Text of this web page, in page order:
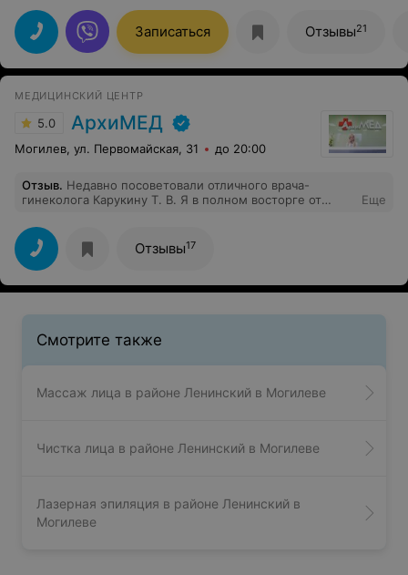
Записаться Отзывы21
МЕДИЦИНСКИЙ ЦЕНТР
5.0 АрхиМЕД
Могилев, ул. Первомайская, 31 до 20:00
Отзыв. Недавно посоветовали отличного врача-
гинеколога Карукину Т. В. Я в полном восторге от
теперь постоянно буду обращаться.
Еще
Отзывы17
Смотрите также
Массаж лица в районе Ленинский в Могилеве
Чистка лица в районе Ленинский в Могилеве
Лазерная эпиляция в районе Ленинский в
Могилеве